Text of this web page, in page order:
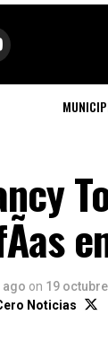
ago on 19
Noticias